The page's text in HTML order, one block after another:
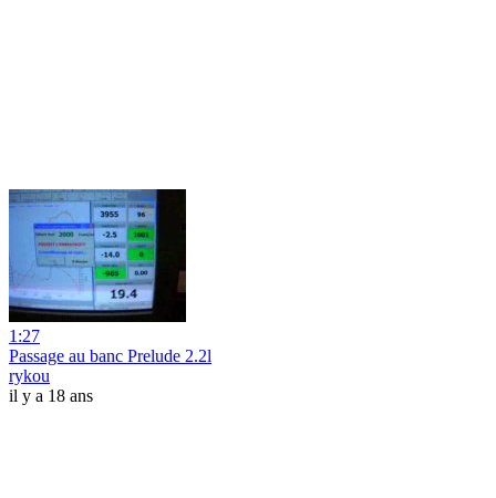
1:27
Passage au banc Prelude 2.2l
rykou
il y a 18 ans